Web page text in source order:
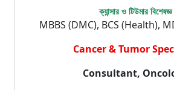
ক্যান্সার ও টিউমার বিশেষজ্ঞ
MBBS (DMC), BCS (Health),
Cancer & Tumor
Consultant,